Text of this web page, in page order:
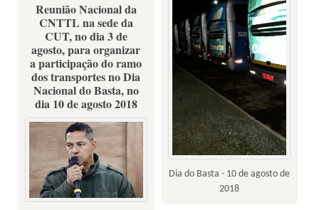
Dia do Basta - 10 de agosto de
2018
Reunião Nacional da
CNTTL na sede da
CUT, no dia 3 de
agosto, para organizar
a participação do ramo
dos transportes no Dia
Nacional do Basta, no
dia 10 de agosto 2018